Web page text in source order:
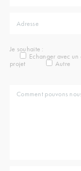
Je souhaite :
Echanger avec un
projet
Autre